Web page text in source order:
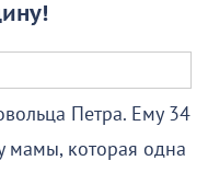
Петра. Ему 34
мамы, которая одна